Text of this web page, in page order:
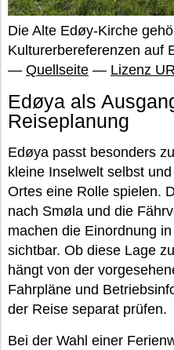
Die Alte Edøy-Kirche
Kulturerbereferenzen auf
— Quellseite — Lizenz
Edøya als
Reiseplanung
Edøya passt besonders
kleine Inselwelt selbst
Ortes eine Rolle spielen.
nach Smøla und die
machen die Einordnung
sichtbar. Ob diese Lage
hängt von der
Fahrpläne und
der Reise separat prüfen.
Bei der Wahl einer